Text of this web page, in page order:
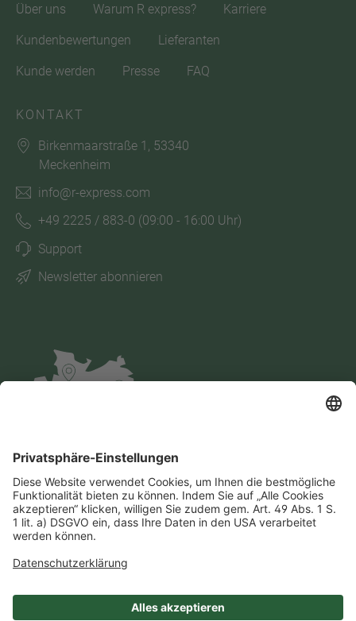
Über uns
Warum R express? Karriere
Kundenbewertungen Lieferanten
Kunde werden Presse FAQ
KONTAKT
Birkenmaarstraße 1, 53340
Meckenheim
info@r-express.com
+49 2225 / 883-0 (09:00 - 16:00 Uhr)
Support
Newsletter abonnieren